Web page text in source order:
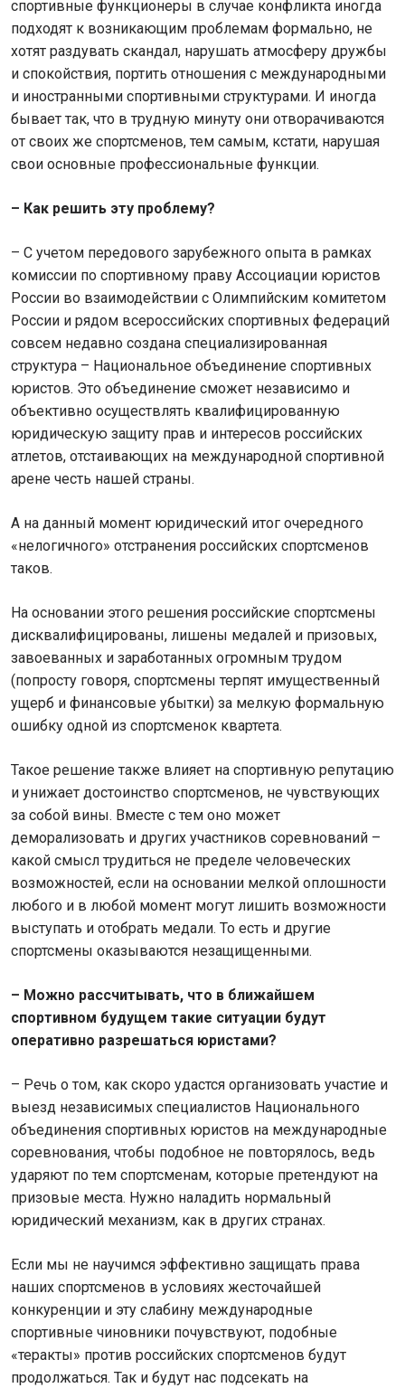
спортивные функционеры в случае конфликта иногда
подходят к возникающим проблемам формально, не
хотят раздувать скандал, нарушать атмосферу дружбы
и спокойствия, портить отношения с международными
и иностранными спортивными структурами. И иногда
бывает так, что в трудную минуту они отворачиваются
от своих же спортсменов, тем самым, кстати, нарушая
свои основные профессиональные функции.
– Как решить эту проблему?
– С учетом передового зарубежного опыта в рамках
комиссии по спортивному праву Ассоциации юристов
России во взаимодействии с Олимпийским комитетом
России и рядом всероссийских спортивных федераций
совсем недавно создана специализированная
структура – Национальное объединение спортивных
юристов. Это объединение сможет независимо и
объективно осуществлять квалифицированную
юридическую защиту прав и интересов российских
атлетов, отстаивающих на международной спортивной
арене честь нашей страны.
А на данный момент юридический итог очередного
«нелогичного» отстранения российских спортсменов
таков.
На основании этого решения российские спортсмены
дисквалифицированы, лишены медалей и призовых,
завоеванных и заработанных огромным трудом
(попросту говоря, спортсмены терпят имущественный
ущерб и финансовые убытки) за мелкую формальную
ошибку одной из спортсменок квартета.
Такое решение также влияет на спортивную репутацию
и унижает достоинство спортсменов, не чувствующих
за собой вины. Вместе с тем оно может
деморализовать и других участников соревнований –
какой смысл трудиться не пределе человеческих
возможностей, если на основании мелкой оплошности
любого и в любой момент могут лишить возможности
выступать и отобрать медали. То есть и другие
спортсмены оказываются незащищенными.
– Можно рассчитывать, что в ближайшем
спортивном будущем такие ситуации будут
оперативно разрешаться юристами?
– Речь о том, как скоро удастся организовать участие и
выезд независимых специалистов Национального
объединения спортивных юристов на международные
соревнования, чтобы подобное не повторялось, ведь
ударяют по тем спортсменам, которые претендуют на
призовые места. Нужно наладить нормальный
юридический механизм, как в других странах.
Если мы не научимся эффективно защищать права
наших спортсменов в условиях жесточайшей
конкуренции и эту слабину международные
спортивные чиновники почувствуют, подобные
«теракты» против российских спортсменов будут
продолжаться. Так и будут нас подсекать на